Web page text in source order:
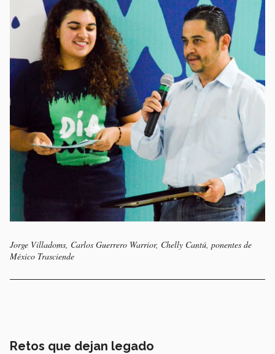
Jorge Villadoms, Carlos Guerrero Warrior, Chelly Cantú, ponentes de
México Trasciende
Retos que dejan legado